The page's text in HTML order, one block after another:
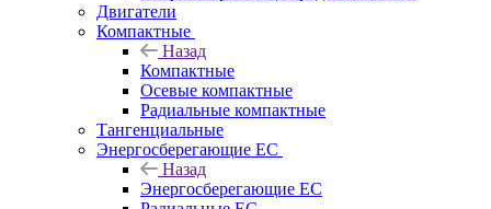
Двигатели
Компактные
Назад
Компактные
Осевые компактные
Радиальные компактные
Тангенциальные
Энергосберегающие EC
Назад
Энергосберегающие EC